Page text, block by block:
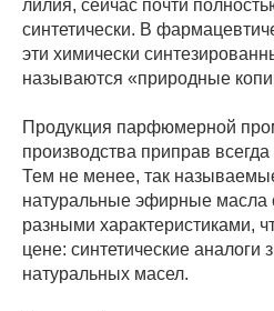
лилия, сейчас почти
синтетически. В
эти химически
называются «природные
Продукция парфюмерной
производства приправ
Тем не менее, так
натуральные эфирные
разными характеристиками,
цене: синтетические аналоги
натуральных масел.